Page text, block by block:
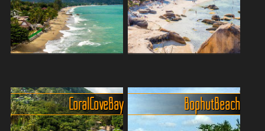
nur nicht langweilig. Egal ob
du relaxen, feie...
seine ruhigere, charmante
kleine Schwester: Chaweng
...
Lamai Beach ist der
entspannte Bruder des
berühmten
Beach
Der Silver Beach, auch
bekannt als Crystal Beach
Coral Cove Bay Bophut Beach